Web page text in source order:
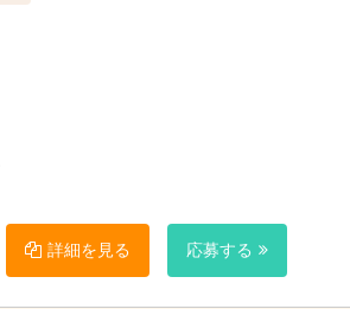
詳細を見る 応募する